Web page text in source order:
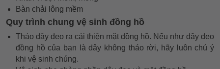
Bàn chải lông mềm
Quy trình chung vệ sinh đồng hồ
Tháo dây đeo ra cải thiện mặt đồng hồ. Nếu như dây đeo
đồng hồ của bạn là dây không tháo rời, hãy luôn chú ý
khi vệ sinh chúng.